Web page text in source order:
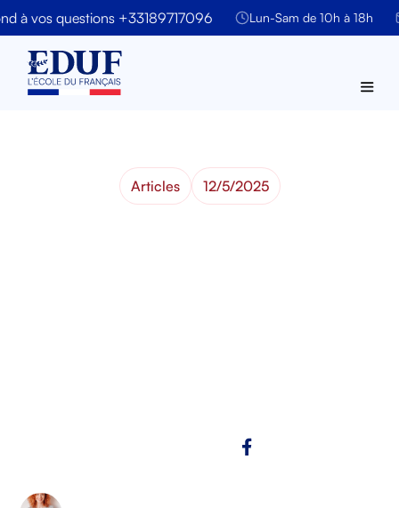
à vos questions +33189717096 Lun-Sam de 10h à 18h
Articles 12/5/2025